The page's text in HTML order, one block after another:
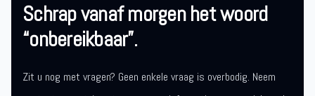
Schrap vanaf morgen het woord
“onbereikbaar”.
Zit u nog met vragen? Geen enkele vraag is overbodig. Neem